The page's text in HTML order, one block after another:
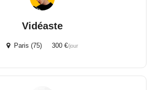
Vidéaste
Paris (75) 300 €/jour